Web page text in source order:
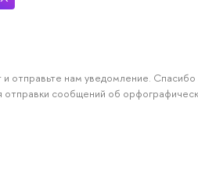
отправьте нам уведомление. Спасибо
сообщений об